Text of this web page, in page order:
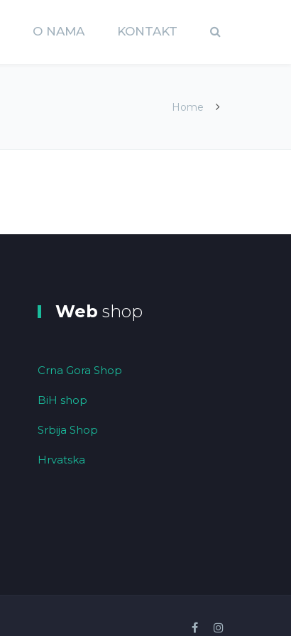
O NAMA KONTAKT
Home
Web shop
Crna Gora Shop
BiH shop
Srbija Shop
Hrvatska